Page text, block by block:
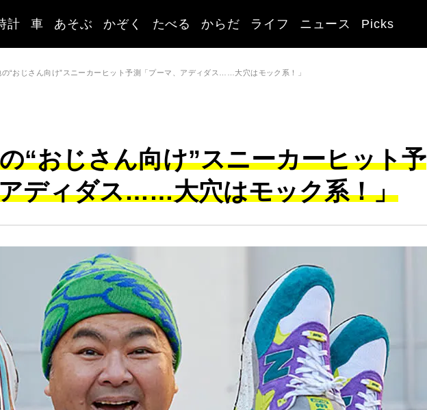
計 車 あそぶ かぞく たべる からだ ライフ ニュース Picks
の“おじさん向け”スニーカーヒット予測「プーマ、アディダス……大穴はモック系！」
“おじさん向け”スニーカーヒット予
ディダス……大穴はモック系！」